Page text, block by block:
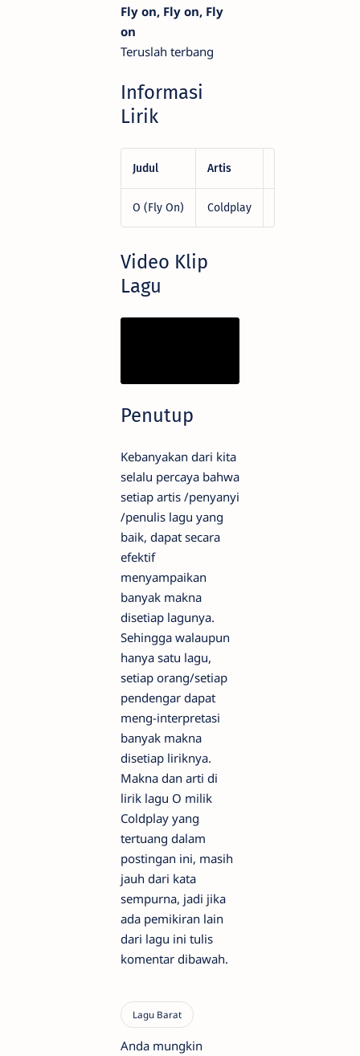
Fly on, Fly on, Fly
on
Teruslah terbang
Informasi
Lirik
Judul Artis
O (Fly On) Coldplay
Video Klip
Lagu
Penutup
Kebanyakan dari kita
selalu percaya bahwa
setiap artis /penyanyi
/penulis lagu yang
baik, dapat secara
efektif
menyampaikan
banyak makna
disetiap lagunya.
Sehingga walaupun
hanya satu lagu,
setiap orang/setiap
pendengar dapat
meng-interpretasi
banyak makna
disetiap liriknya.
Makna dan arti di
lirik lagu O milik
Coldplay yang
tertuang dalam
postingan ini, masih
jauh dari kata
sempurna, jadi jika
ada pemikiran lain
dari lagu ini tulis
komentar dibawah.
Anda mungkin